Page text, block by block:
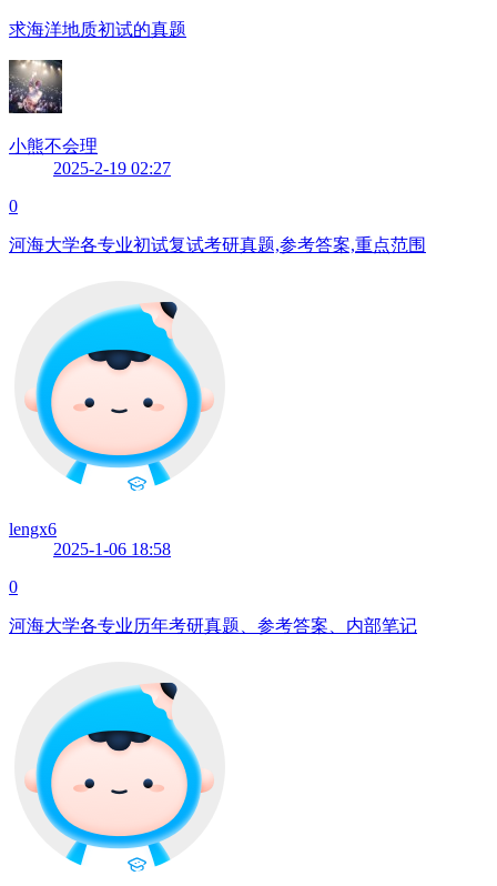
求海洋地质初试的真题
小熊不会理
2025-2-19 02:27
0
河海大学各专业初试复试考研真题,参考答案,重点范围
lengx6
2025-1-06 18:58
0
河海大学各专业历年考研真题、参考答案、内部笔记